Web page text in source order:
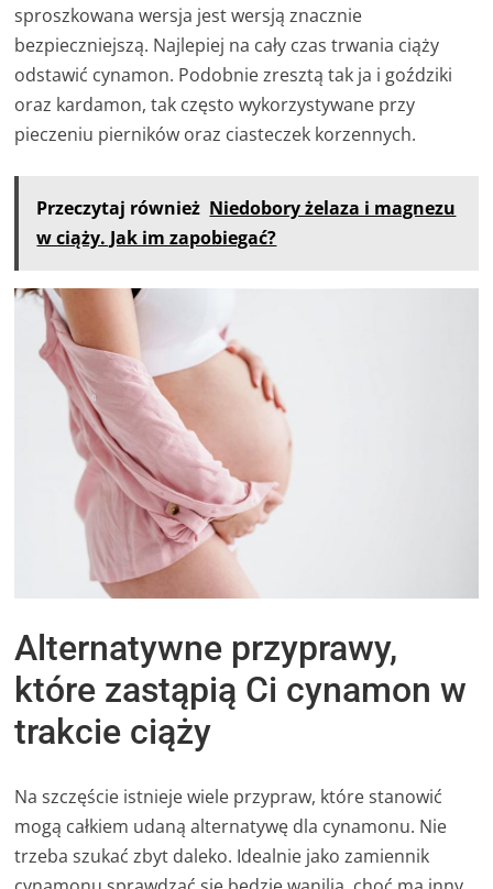
sproszkowana wersja jest wersją znacznie
bezpieczniejszą. Najlepiej na cały czas trwania ciąży
odstawić cynamon. Podobnie zresztą tak ja i goździki
oraz kardamon, tak często wykorzystywane przy
pieczeniu pierników oraz ciasteczek korzennych.
Przeczytaj również Niedobory żelaza i magnezu
w ciąży. Jak im zapobiegać?
Alternatywne przyprawy,
które zastąpią Ci cynamon w
trakcie ciąży
Na szczęście istnieje wiele przypraw, które stanowić
mogą całkiem udaną alternatywę dla cynamonu. Nie
trzeba szukać zbyt daleko. Idealnie jako zamiennik